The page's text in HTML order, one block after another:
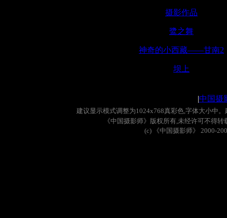
摄影作品
鹭之舞
神奇的小西藏——甘南2
坝上
|中国摄
建议显示模式调整为1024x768真彩色,字体大小中。
《中国摄影师》版权所有,未经许可不得转
(c)
《中国摄影师》 2000-200